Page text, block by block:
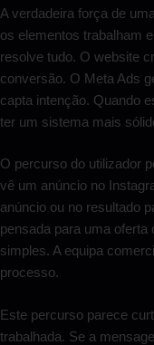
A verdadeira força de
os elementos trabalham
resolve tudo. O website
conversão. O Meta Ads
capta intenção. Quando
ter um sistema mais
O percurso do utilizador
vê um anúncio no
anúncio ou no resultado
pensada para uma
simples. A equipa
processo.
Este percurso parece
trabalhada. Se a